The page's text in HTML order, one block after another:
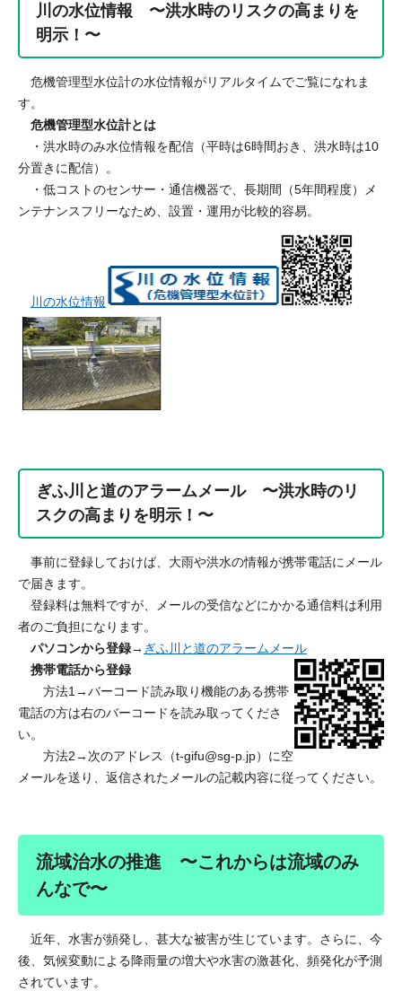
川の水位情報 〜洪水時のリスクの高まりを
明示！〜
危機管理型水位計の水位情報がリアルタイムでご覧になれま
す。
危機管理型水位計とは
・洪水時のみ水位情報を配信（平時は6時間おき、洪水時は10
分置きに配信）。
・低コストのセンサー・通信機器で、長期間（5年間程度）メ
ンテナンスフリーなため、設置・運用が比較的容易。
川の水位情報​
ぎふ川と道のアラームメール 〜洪水時のリ
スクの高まりを明示！〜
事前に登録しておけば、大雨や洪水の情報が携帯電話にメール
で届きます。
登録料は無料ですが、メールの受信などにかかる通信料は利用
者のご負担になります。
パソコンから登録→ ぎふ川と道のアラームメール
携帯電話から登録
方法1→バーコード読み取り機能のある携帯
電話の方は右のバーコードを読み取ってくださ
い。
方法2→次のアドレス（t-gifu@sg-p.jp）に空
メールを送り、返信されたメールの記載内容に従ってください。
流域治水の推進 〜これからは流域のみ
んなで〜
近年、水害が頻発し、甚大な被害が生じています。さらに、今
後、気候変動による降雨量の増大や水害の激甚化、頻発化が予測
されています。